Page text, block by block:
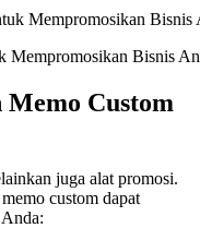
Mempromosikan Bisnis
Memo Custom
juga alat promosi.
custom dapat